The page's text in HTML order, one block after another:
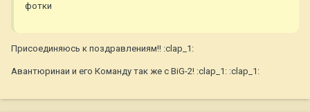
фотки
Присоединяюсь к поздравлениям!! :clap_1:
Авантюринаи и его Команду так же с BiG-2! :clap_1: :clap_1: